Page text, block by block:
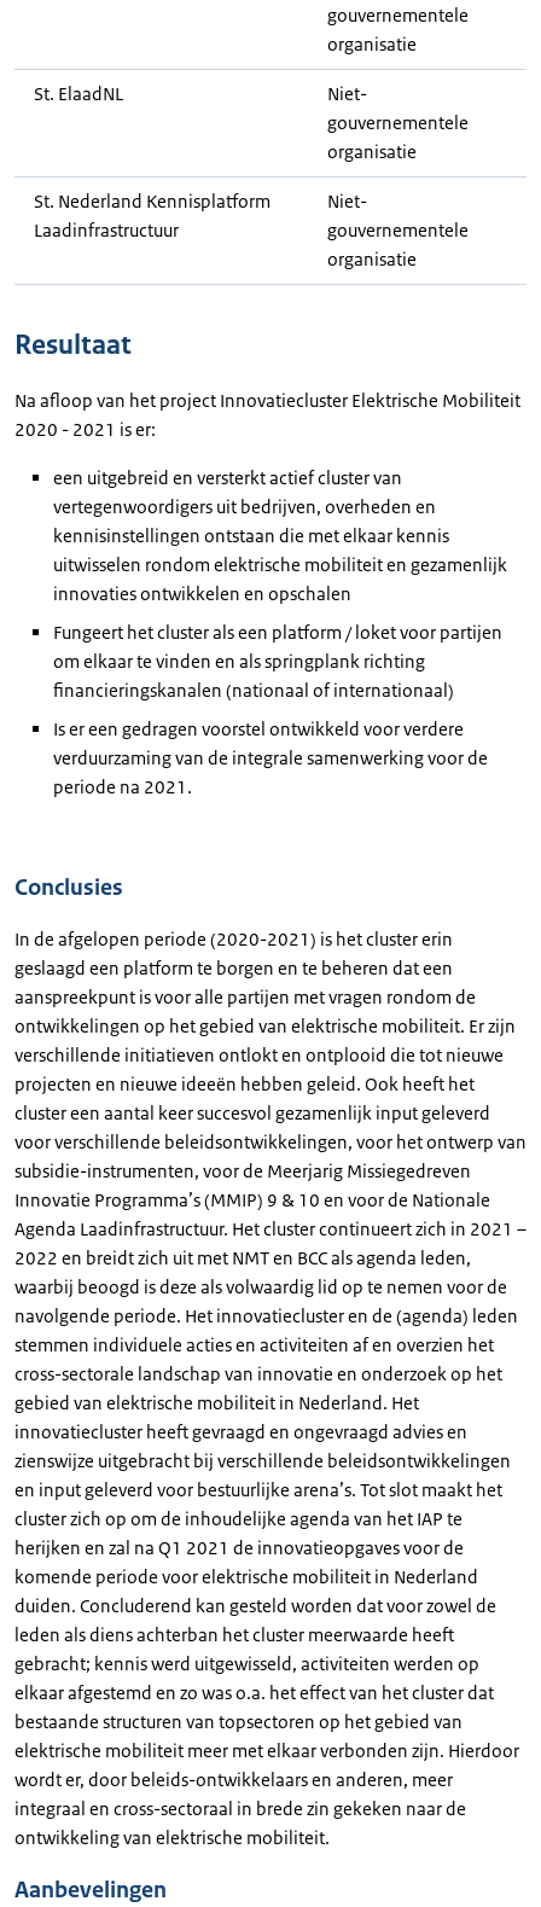
gouvernementele
organisatie
St. ElaadNL
Niet-
gouvernementele
organisatie
St. Nederland Kennisplatform
Laadinfrastructuur
Niet-
gouvernementele
organisatie
Resultaat
Na afloop van het project Innovatiecluster Elektrische Mobiliteit
2020 - 2021 is er:
een uitgebreid en versterkt actief cluster van
vertegenwoordigers uit bedrijven, overheden en
kennisinstellingen ontstaan die met elkaar kennis
uitwisselen rondom elektrische mobiliteit en gezamenlijk
innovaties ontwikkelen en opschalen
Fungeert het cluster als een platform / loket voor partijen
om elkaar te vinden en als springplank richting
financieringskanalen (nationaal of internationaal)
Is er een gedragen voorstel ontwikkeld voor verdere
verduurzaming van de integrale samenwerking voor de
periode na 2021.
Conclusies
In de afgelopen periode (2020-2021) is het cluster erin
geslaagd een platform te borgen en te beheren dat een
aanspreekpunt is voor alle partijen met vragen rondom de
ontwikkelingen op het gebied van elektrische mobiliteit. Er zijn
verschillende initiatieven ontlokt en ontplooid die tot nieuwe
projecten en nieuwe ideeën hebben geleid. Ook heeft het
cluster een aantal keer succesvol gezamenlijk input geleverd
voor verschillende beleidsontwikkelingen, voor het ontwerp van
subsidie-instrumenten, voor de Meerjarig Missiegedreven
Innovatie Programma’s (MMIP) 9 & 10 en voor de Nationale
Agenda Laadinfrastructuur. Het cluster continueert zich in 2021 –
2022 en breidt zich uit met NMT en BCC als agenda leden,
waarbij beoogd is deze als volwaardig lid op te nemen voor de
navolgende periode. Het innovatiecluster en de (agenda) leden
stemmen individuele acties en activiteiten af en overzien het
cross-sectorale landschap van innovatie en onderzoek op het
gebied van elektrische mobiliteit in Nederland. Het
innovatiecluster heeft gevraagd en ongevraagd advies en
zienswijze uitgebracht bij verschillende beleidsontwikkelingen
en input geleverd voor bestuurlijke arena’s. Tot slot maakt het
cluster zich op om de inhoudelijke agenda van het IAP te
herijken en zal na Q1 2021 de innovatieopgaves voor de
komende periode voor elektrische mobiliteit in Nederland
duiden. Concluderend kan gesteld worden dat voor zowel de
leden als diens achterban het cluster meerwaarde heeft
gebracht; kennis werd uitgewisseld, activiteiten werden op
elkaar afgestemd en zo was o.a. het effect van het cluster dat
bestaande structuren van topsectoren op het gebied van
elektrische mobiliteit meer met elkaar verbonden zijn. Hierdoor
wordt er, door beleids-ontwikkelaars en anderen, meer
integraal en cross-sectoraal in brede zin gekeken naar de
ontwikkeling van elektrische mobiliteit.
Aanbevelingen